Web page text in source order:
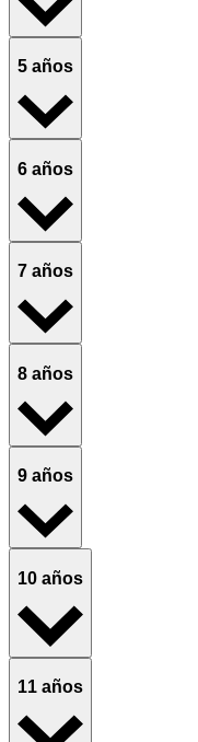
5 años
6 años
7 años
8 años
9 años
10 años
11 años